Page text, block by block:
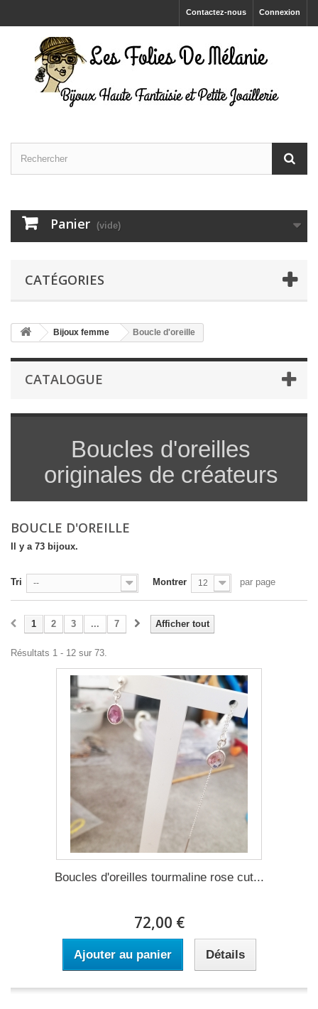
Connexion
Contactez-nous
Panier (vide)
CATÉGORIES
Bijoux femme Boucle d'oreille
CATALOGUE
Boucles d'oreilles
originales de créateurs
BOUCLE D'OREILLE
Il y a 73 bijoux.
Tri -- Montrer 12 par page
Afficher tout
1 2 3 ... 7
Résultats 1 - 12 sur 73.
Boucles d'oreilles tourmaline rose cut...
72,00 €
Ajouter au panier Détails